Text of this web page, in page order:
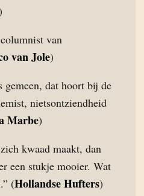
van
van Jole)
dat hoort bij de
nietsontziendheid
Marbe)
kwaad maakt, dan
een stukje mooier. Wat
(Hollandse Hufters)